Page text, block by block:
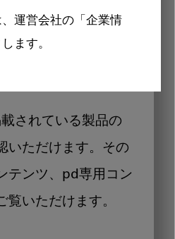
、運営会社の「企業情
ます。
掲載されている
も閲覧可能
されている製品の
いただけます。その
テンツ、pd専用コン
覧いただけます。